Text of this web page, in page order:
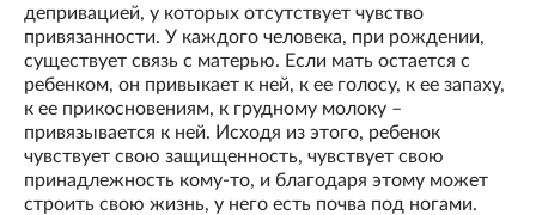
депривацией, у которых отсутствует чувство
привязанности. У каждого человека, при рождении,
существует связь с матерью. Если мать остается с
ребенком, он привыкает к ней, к ее голосу, к ее запаху,
к ее прикосновениям, к грудному молоку –
привязывается к ней. Исходя из этого, ребенок
чувствует свою защищенность, чувствует свою
принадлежность кому-то, и благодаря этому может
строить свою жизнь, у него есть почва под ногами.